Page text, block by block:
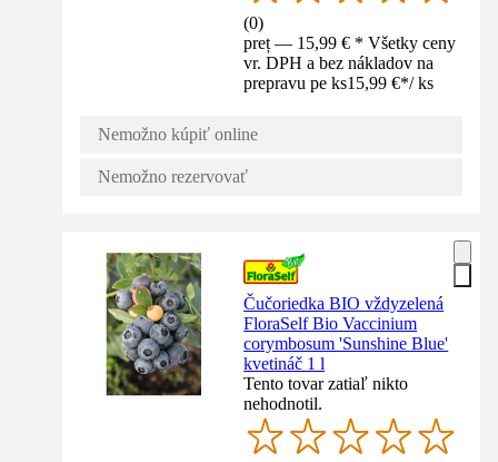
(0)
preț — 15,99 € * Všetky ceny
vr. DPH a bez nákladov na
prepravu pe ks15,99 €*/ ks
Nemožno kúpiť online
Nemožno rezervovať
Čučoriedka BIO vždyzelená
FloraSelf Bio Vaccinium
corymbosum 'Sunshine Blue'
kvetináč 1 l
Tento tovar zatiaľ nikto
nehodnotil.